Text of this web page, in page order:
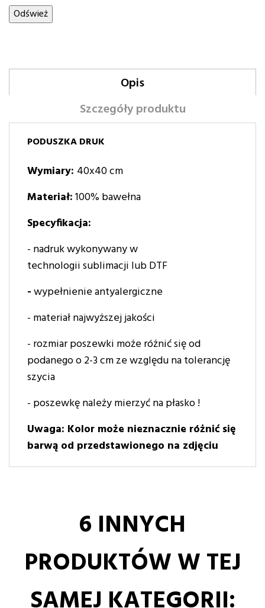
Opis
Szczegóły produktu
PODUSZKA DRUK
Wymiary: 40x40 cm
Materiał:100% bawełna
Specyfikacja:
- nadruk wykonywany w
technologii sublimacji lub DTF
-wypełnienie antyalergiczne
- materiał najwyższej jakości
- rozmiar poszewki może różnić się od
podanego o 2-3 cm ze względu na tolerancję
szycia
- poszewkę należy mierzyć na płasko !
Uwaga: Kolor może nieznacznie różnić się
barwą od przedstawionego na zdjęciu
6 INNYCH
PRODUKTÓW W TEJ